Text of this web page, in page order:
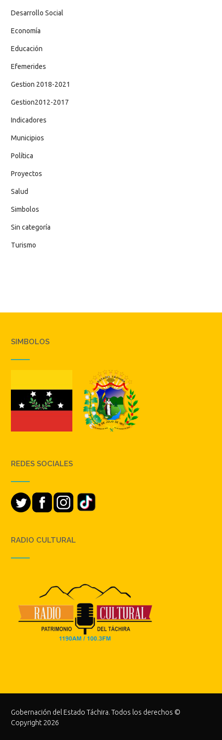
Desarrollo Social
Economía
Educación
Efemerides
Gestion 2018-2021
Gestion2012-2017
Indicadores
Municipios
Política
Proyectos
Salud
Simbolos
Sin categoría
Turismo
SIMBOLOS
REDES SOCIALES
RADIO CULTURAL
Gobernación del Estado Táchira. Todos los derechos ©
Copyright 2026